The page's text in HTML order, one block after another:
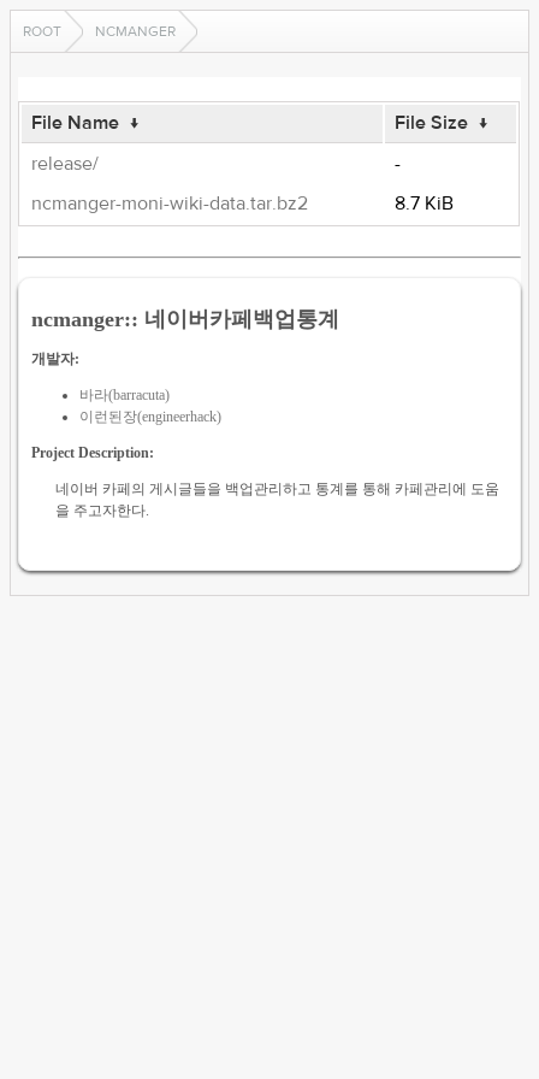
ROOT NCMANGER
File Name ↓ File Size ↓
release/
-
ncmanger-moni-wiki-data.tar.bz2
8.7 KiB
ncmanger:: 네이버카페백업통계
개발자:
바라(barracuta)
이런된장(engineerhack)
Project Description:
네이버 카페의 게시글들을 백업관리하고 통계를 통해 카페관리에 도움
을 주고자한다.